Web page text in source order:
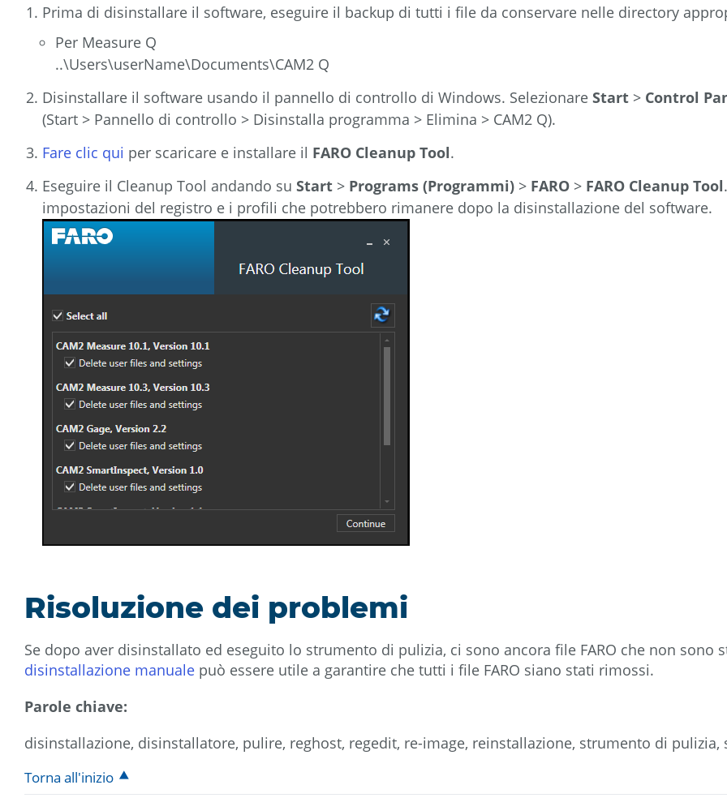
Prima di disinstallare il software, eseguire il backup di tutti i file da conservare nelle directory
Per Measure Q
..\Users\userName\Documents\CAM2 Q
Disinstallare il software usando il pannello di controllo di Windows. Selezionare Start > Control
(Start > Pannello di controllo > Disinstalla programma > Elimina > CAM2 Q).
Fare clic qui per scaricare e installare il FARO Cleanup Tool.
Eseguire il Cleanup Tool andando su Start > Programs (Programmi) > FARO > FARO Cleanup Tool
impostazioni del registro e i profili che potrebbero rimanere dopo la disinstallazione del software.
Risoluzione dei problemi
Se dopo aver disinstallato ed eseguito lo strumento di pulizia, ci sono ancora file FARO che non sono
disinstallazione manuale può essere utile a garantire che tutti i file FARO siano stati rimossi.
Parole chiave:
disinstallazione, disinstallatore, pulire, reghost, regedit, re-image, reinstallazione, strumento di
Torna all'inizio